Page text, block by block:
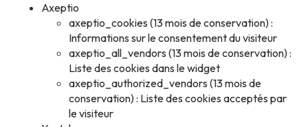
Axeptio
axeptio_cookies (13 mois de conservation) :
Informations sur le consentement du visiteur
axeptio_all_vendors (13 mois de conservation) :
Liste des cookies dans le widget
axeptio_authorized_vendors (13 mois de
conservation) : Liste des cookies acceptés par
le visiteur